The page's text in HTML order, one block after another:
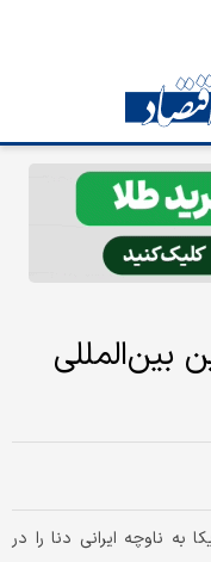
بین‌المللی
به ناوچه ایرانی دنا را در